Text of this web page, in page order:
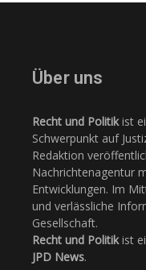
Über uns
Recht und Politikist
Schwerpunkt auf
Redaktion
Nachrichtenagentur
Entwicklungen. Im
und verlässliche
Gesellschaft.
Recht und Politikist
JPD News.